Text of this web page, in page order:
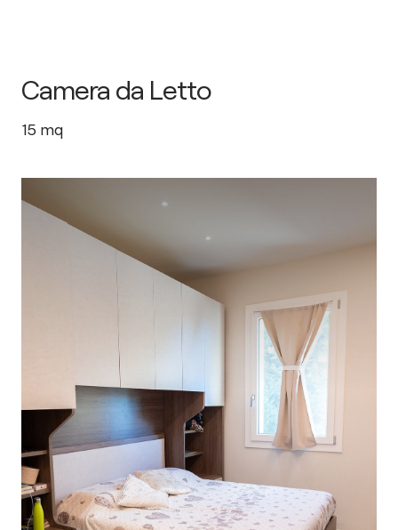
Camera da Letto
15 mq